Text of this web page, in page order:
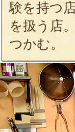
験を持つ
を扱う店
つかむ。